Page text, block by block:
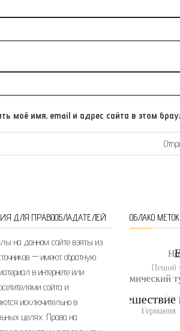
моё имя, email и адрес сайта в этом
ДЛЯ ПРАВООБЛАДАТЕЛЕЙ
на данном сайте взяты из
— имеют обратную
в интернете или
сайта и
исключительно в
целях. Права на
ОБЛАКО МЕТОК